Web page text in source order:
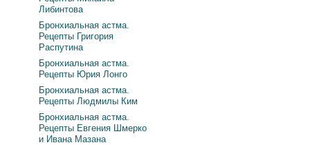
Либинтова
Бронхиальная астма.
Рецепты Григория
Распутина
Бронхиальная астма.
Рецепты Юрия Лонго
Бронхиальная астма.
Рецепты Людмилы Ким
Бронхиальная астма.
Рецепты Евгения Шмерко
и Ивана Мазана